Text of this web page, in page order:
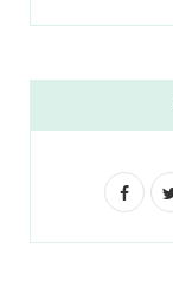
F